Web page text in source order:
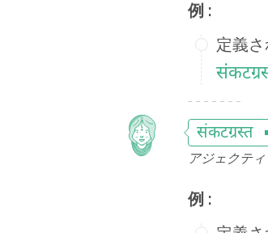
例 :
定義
संकटग्रस्त
アジェクテ
例 :